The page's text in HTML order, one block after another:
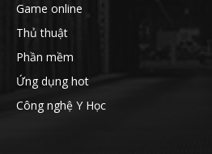
Game online
Thủ thuật
Phần mềm
Ứng dụng hot
Công nghệ Y Học